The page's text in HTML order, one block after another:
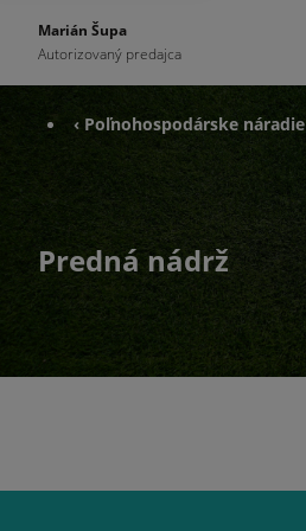
Marián Šupa
Autorizovaný predajca
‹ Poľnohospodárske náradie
Predná nádrž